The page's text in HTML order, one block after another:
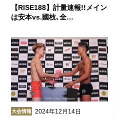
【RISE188】計量速報!!メイン
は安本vs.國枝､全…
大会情報 2024年12月14日